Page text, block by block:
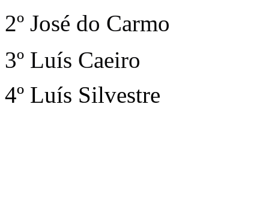
2º José do Carmo
3º Luís Caeiro
4º Luís Silvestre